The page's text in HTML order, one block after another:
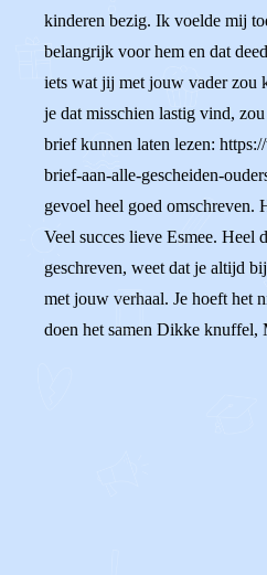
kinderen bezig. Ik voelde mij
belangrijk voor hem en dat
iets wat jij met jouw vader zou
je dat misschien lastig vind,
brief kunnen laten lezen:
brief-aan-alle-gescheiden-
gevoel heel goed omschreven.
Veel succes lieve Esmee. Heel
geschreven, weet dat je altijd
met jouw verhaal. Je hoeft het
doen het samen Dikke knuffel,